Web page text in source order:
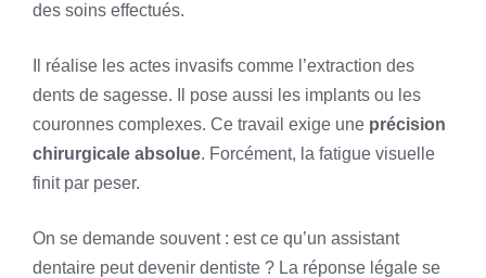
des soins effectués.
Il réalise les actes invasifs comme l’extraction des
dents de sagesse. Il pose aussi les implants ou les
couronnes complexes. Ce travail exige une précision
chirurgicale absolue. Forcément, la fatigue visuelle
finit par peser.
On se demande souvent : est ce qu’un assistant
dentaire peut devenir dentiste ? La réponse légale se